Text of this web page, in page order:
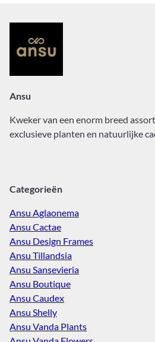
Ansu
Kweker van een enorm breed
exclusieve planten en natuurlijke
Categorieën
Ansu Aglaonema
Ansu Cactae
Ansu Design Frames
Ansu Tillandsia
Ansu Sansevieria
Ansu Boutique
Ansu Caudex
Ansu Shelly
Ansu Vanda Plants